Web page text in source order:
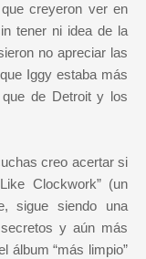
creyeron ver en
tener ni idea de la
no apreciar las
Iggy estaba más
que de Detroit y los
creo acertar si
Clockwork” (un
sigue siendo una
y aún más
álbum “más limpio”